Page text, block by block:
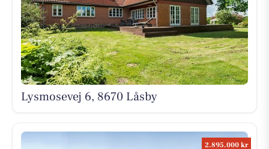
Lysmosevej 6, 8670 Låsby
2.895.000 kr